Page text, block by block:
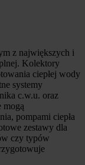
z największych i
Kolektory
ciepłej wody
systemy
c.w.u. oraz
mogą
pompami ciepła
zestawy dla
czy typów